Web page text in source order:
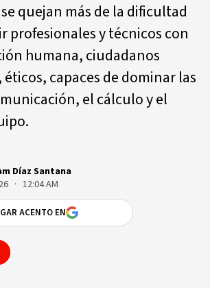
quejan más de la dificultad
profesionales y técnicos con
humana, ciudadanos
capaces de dominar las
el cálculo y el
Díaz Santana
· 12:04 AM
ACENTO EN